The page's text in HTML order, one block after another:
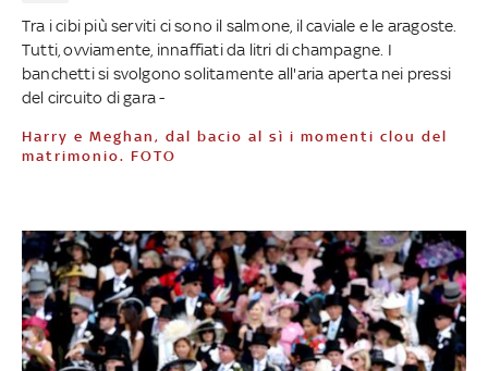
Tra i cibi più serviti ci sono il salmone, il caviale e le aragoste.
Tutti, ovviamente, innaffiati da litri di champagne. I
banchetti si svolgono solitamente all'aria aperta nei pressi
del circuito di gara -
Harry e Meghan, dal bacio al sì i momenti clou del
matrimonio. FOTO